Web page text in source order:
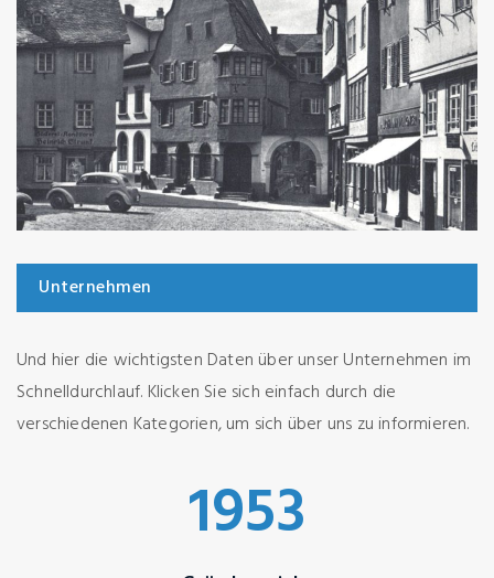
Unternehmen
Und hier die wichtigsten Daten über unser Unternehmen im
Schnelldurchlauf. Klicken Sie sich einfach durch die
verschiedenen Kategorien, um sich über uns zu informieren.
1953